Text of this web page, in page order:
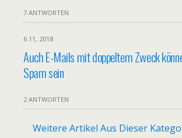
7 ANTWORTEN
6.11, 2018
Auch E-Mails mit doppeltem Zweck
Spam sein
2 ANTWORTEN
Weitere Artikel Aus Dieser